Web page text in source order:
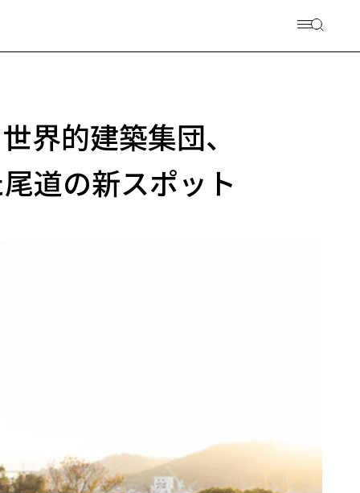
界的建築集団、
道の新スポット